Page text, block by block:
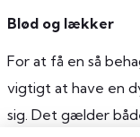
Blød og lækker
For at få en så
vigtigt at have en
sig. Det gælder